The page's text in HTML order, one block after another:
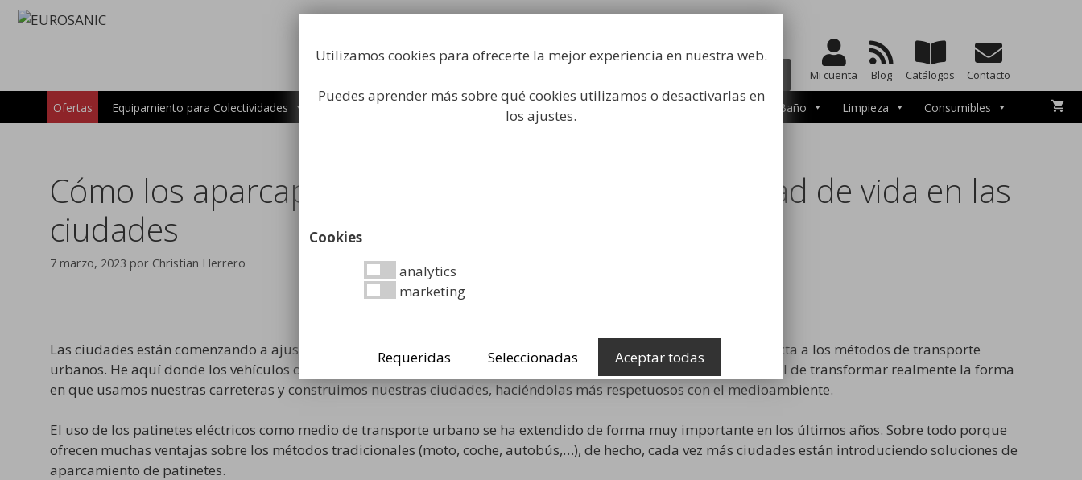
Saltar
Búsqueda
productos
Mi cuenta Blog Catálogos Contacto
Ofertas Equipamiento para Colectividades Carros Higiene Industrial Papeleras Accesorios de Baño Limpieza Consumibles
Cómo los aparcapatinetes pueden mejorar la calidad de vida en las
ciudades
7 marzo, 2023 por Christian Herrero
Las ciudades están comenzando a ajustar su infraestructura en un esfuerzo por ser más inclusivas en lo que respecta a los métodos de transporte
urbanos. He aquí donde los vehículos de movilidad personal (VMP), como los patinetes eléctricos tienen el potencial de transformar realmente la forma
en que usamos nuestras carreteras y construimos nuestras ciudades, haciéndolas más respetuosos con el medioambiente.
El uso de los patinetes eléctricos como medio de transporte urbano se ha extendido de forma muy importante en los últimos años. Sobre todo porque
ofrecen muchas ventajas sobre los métodos tradicionales (moto, coche, autobús,…), de hecho, cada vez más ciudades están introduciendo soluciones de
aparcamiento de patinetes.
Utilizamos cookies para ofrecerte la mejor experiencia en nuestra web.
Puedes aprender más sobre qué cookies utilizamos o desactivarlas en
los ajustes.
Cookies
analytics
marketing
Requeridas Seleccionadas Aceptar todas